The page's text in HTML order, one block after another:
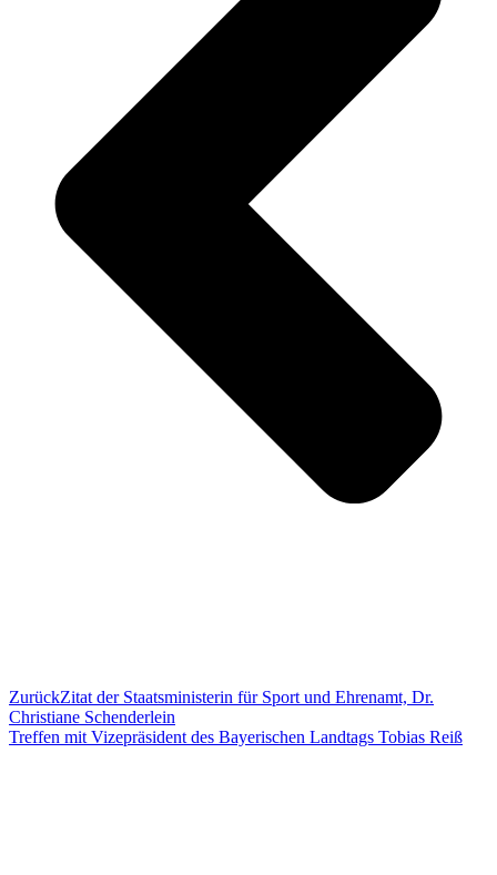
ZurückZitat der Staatsministerin für Sport und Ehrenamt, Dr.
Christiane Schenderlein
Treffen mit Vizepräsident des Bayerischen Landtags Tobias Reiß